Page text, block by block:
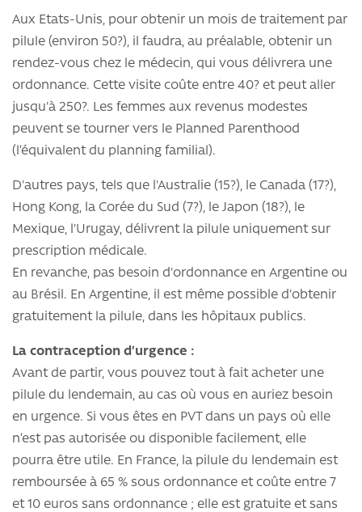
Aux Etats-Unis, pour obtenir un mois de traitement par
pilule (environ 50?), il faudra, au préalable, obtenir un
rendez-vous chez le médecin, qui vous délivrera une
ordonnance. Cette visite coûte entre 40? et peut aller
jusqu'à 250?. Les femmes aux revenus modestes
peuvent se tourner vers le Planned Parenthood
(l’équivalent du planning familial).
D'autres pays, tels que l'Australie (15?), le Canada (17?),
Hong Kong, la Corée du Sud (7?), le Japon (18?), le
Mexique, l'Urugay, délivrent la pilule uniquement sur
prescription médicale.
En revanche, pas besoin d'ordonnance en Argentine ou
au Brésil. En Argentine, il est même possible d'obtenir
gratuitement la pilule, dans les hôpitaux publics.
La contraception d’urgence :
Avant de partir, vous pouvez tout à fait acheter une
pilule du lendemain, au cas où vous en auriez besoin
en urgence. Si vous êtes en PVT dans un pays où elle
n’est pas autorisée ou disponible facilement, elle
pourra être utile. En France, la pilule du lendemain est
remboursée à 65 % sous ordonnance et coûte entre 7
et 10 euros sans ordonnance ; elle est gratuite et sans